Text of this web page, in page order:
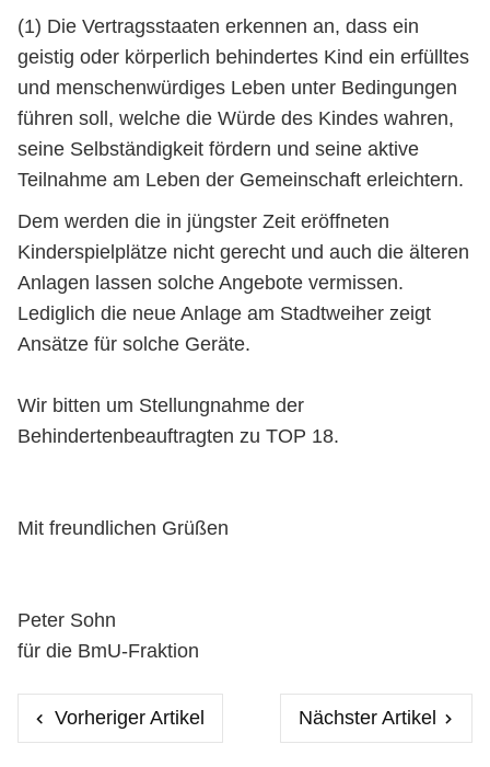
(1) Die Vertragsstaaten erkennen an, dass ein
geistig oder körperlich behindertes Kind ein erfülltes
und menschenwürdiges Leben unter Bedingungen
führen soll, welche die Würde des Kindes wahren,
seine Selbständigkeit fördern und seine aktive
Teilnahme am Leben der Gemeinschaft erleichtern.
Dem werden die in jüngster Zeit eröffneten
Kinderspielplätze nicht gerecht und auch die älteren
Anlagen lassen solche Angebote vermissen.
Lediglich die neue Anlage am Stadtweiher zeigt
Ansätze für solche Geräte.
Wir bitten um Stellungnahme der
Behindertenbeauftragten zu TOP 18.
Mit freundlichen Grüßen
Peter Sohn
für die BmU-Fraktion
Vorheriger Artikel Nächster Artikel